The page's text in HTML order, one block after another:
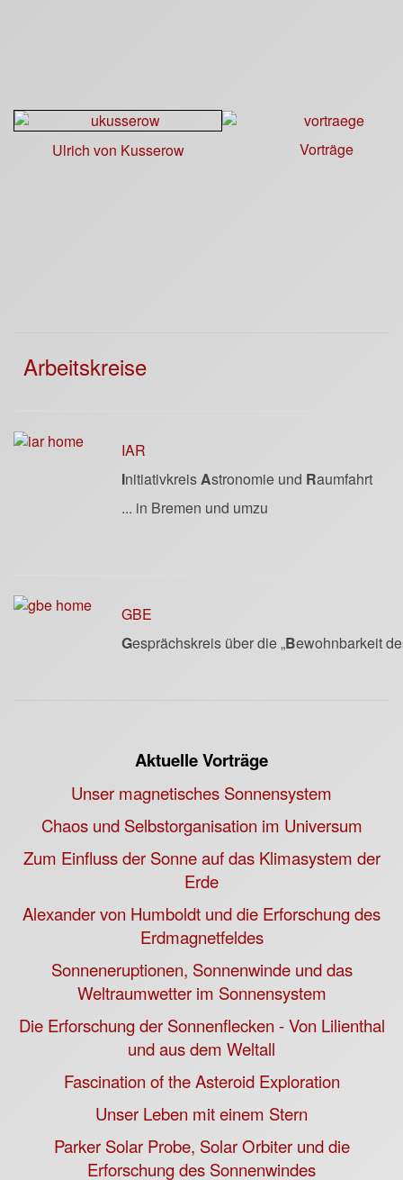
Ulrich von Kusserow Vorträge
Arbeitskreise
IAR
InitiativkreisAstronomie und Raumfahrt
... in Bremen und umzu
GBE
Gesprächskreis über die „Bewohnbarkeit
Aktuelle Vorträge
Unser magnetisches Sonnensystem
Chaos und Selbstorganisation im Universum
Zum Einfluss der Sonne auf das Klimasystem der
Erde
Alexander von Humboldt und die Erforschung des
Erdmagnetfeldes
Sonneneruptionen, Sonnenwinde und das
Weltraumwetter im Sonnensystem
Die Erforschung der Sonnenflecken - Von Lilienthal
und aus dem Weltall
Fascination of the Asteroid Exploration
Unser Leben mit einem Stern
Parker Solar Probe, Solar Orbiter und die
Erforschung des Sonnenwindes